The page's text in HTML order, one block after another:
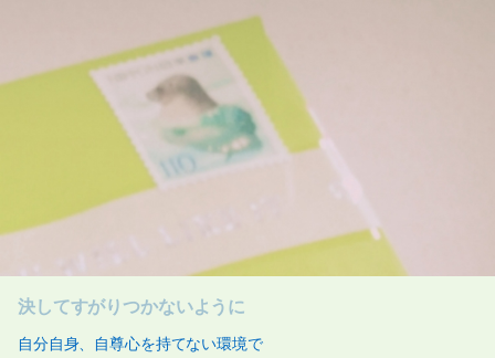
決してすがりつかないように
自分自身、自尊心を持てない環境で